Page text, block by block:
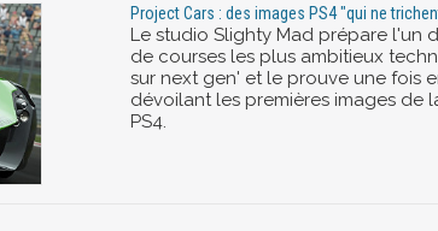
Project Cars : des images PS4 "qui ne
Le studio Slighty Mad prépare l'un
de courses les plus ambitieux
sur next gen' et le prouve une fois
dévoilant les premières images de
PS4.